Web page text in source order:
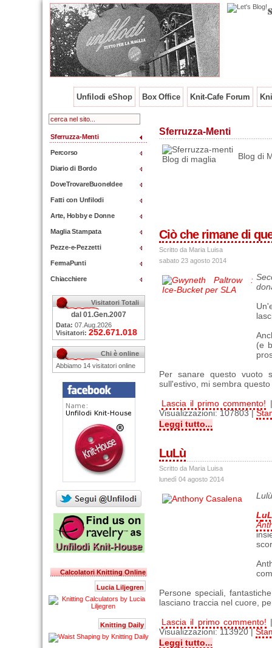
Unfilodi eShop Box Office Knit-Cafe Forum
Sferruzza-Menti
Percorso
Diario di Bordo
DoveTrovareBuoneIdee
Fatti con Unfilodi
Arte, Hobby e Donne
Maglia Stampata
Pezze-e-Pezzetti
FermaPunti
Chiacchiere
Visitatori Totali
dal 01.Gen.2007
Data: 07.Aug.2026
Visitatori: 252.671.018
Chi è online
Abbiamo 14 visitatori online
Calcolatori Knitting Online
Lucia Liljegren
Knitting Daily
Sferruzza-Menti
Blog di
Ciò che rimane di
Scritto da Maria Luisa
sabato 23 agosto 2014
(e
Per sanare questo vuoto
sull'estivo, mi sembra
Lascia il primo commento!
Visualizzazioni: 107803 |
Leggi tutto...
LuLù
Scritto da Maria Luisa
lunedì 04 agosto 2014
Lulù
L
Persone speciali,
lasciano traccia nel cuore,
Lascia il primo commento!
Visualizzazioni: 113920 |
Leggi tutto...